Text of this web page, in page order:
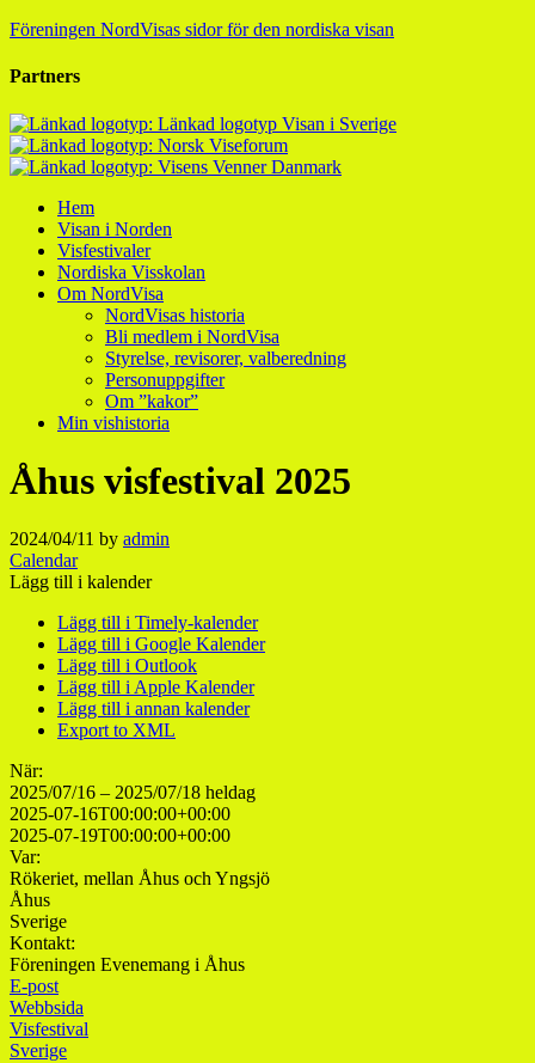
Föreningen NordVisas sidor för den nordiska visan
Partners
Hem
Visan i Norden
Visfestivaler
Nordiska Visskolan
Om NordVisa
NordVisas historia
Bli medlem i NordVisa
Styrelse, revisorer, valberedning
Personuppgifter
Om ”kakor”
Min vishistoria
Åhus visfestival 2025
2024/04/11 by admin
Calendar
Lägg till i kalender
Lägg till i Timely-kalender
Lägg till i Google Kalender
Lägg till i Outlook
Lägg till i Apple Kalender
Lägg till i annan kalender
Export to XML
När:
2025/07/16 – 2025/07/18 heldag
2025-07-16T00:00:00+00:00
2025-07-19T00:00:00+00:00
Var:
Rökeriet, mellan Åhus och Yngsjö
Åhus
Sverige
Kontakt:
Föreningen Evenemang i Åhus
E-post
Webbsida
Visfestival
Sverige